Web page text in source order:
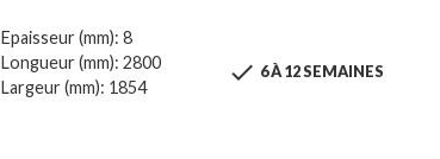
Epaisseur (mm): 8
Longueur (mm): 2800
Largeur (mm): 1854
 6 À 12 SEMAINES